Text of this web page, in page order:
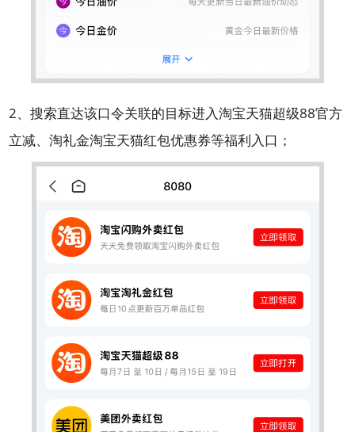
2、搜索直达该口令关联的目标进入淘宝天猫超级88官方
立减、淘礼金淘宝天猫红包优惠券等福利入口；